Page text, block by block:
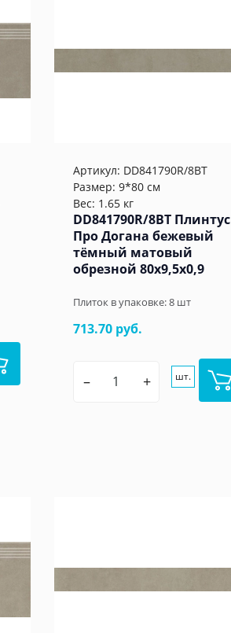
Артикул: DD841790R/8BT
Размер: 9*80 см
Вес: 1.65 кг
DD841790R/8BT Плинтус
Про Догана бежевый
тёмный матовый
обрезной 80x9,5x0,9
Плиток в упаковке:8 шт
713.70 руб.
– + шт.